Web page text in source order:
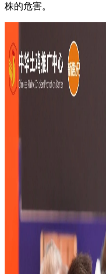
株的危害。